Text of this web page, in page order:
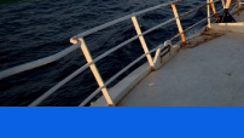
Travel
World